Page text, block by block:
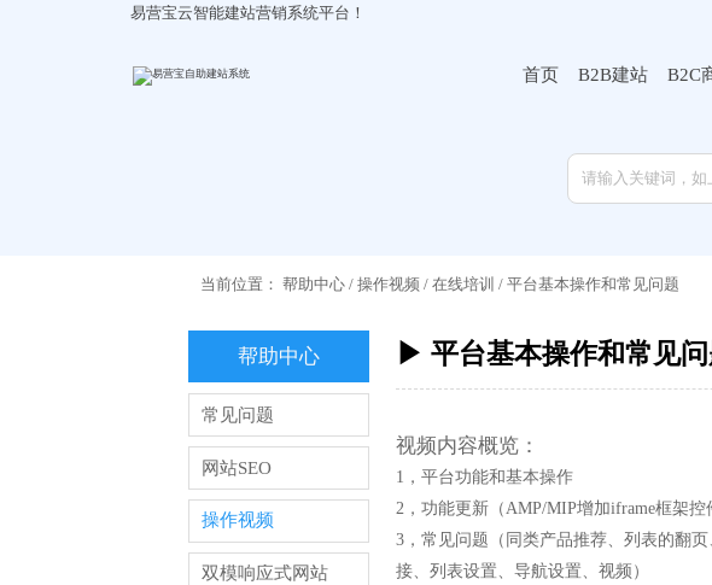
易营宝云智能建站营销系统平台！
首页 B2B建站 B2C
当前位置： 帮助中心/ 操作视频/ 在线培训 / 平台基本操作和常见问题
帮助中心
常见问题
网站SEO
操作视频
双模响应式网站
▶ 平台基本操作和常见
视频内容概览：
1，平台功能和基本操作
2，功能更新（AMP/MIP增加iframe框架控
3，常见问题（同类产品推荐、列表的翻
接、列表设置、导航设置、视频）